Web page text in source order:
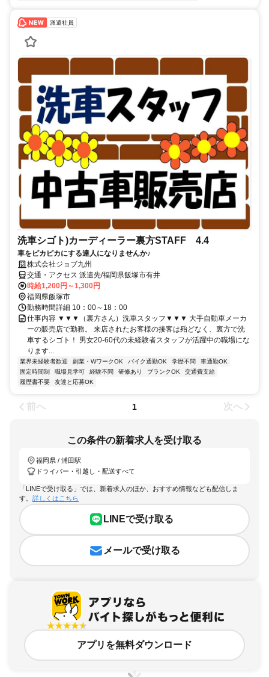
派遣社員
洗車シゴト)カーディーラー裏方STAFF 4.4
車をピカピカにする達人になりませんか♪
株式会社ジョブ九州
交通・アクセス 派遣先/福岡県飯塚市有井
時給1,200円～1,300円
福岡県飯塚市
勤務時間詳細 10：00～18：00
仕事内容 ▼▼▼（裏方さん）洗車スタッフ▼▼▼ 大手自動車メーカ
ーの販売店で勤務。 来店されたお客様の接客は殆どなく、裏方で洗
車するシゴト！ 男女20-60代の未経験者スタッフが活躍中の職場にな
ります...
業界未経験者歓迎 副業・WワークOK バイク通勤OK 学歴不問
車通勤OK
固定時間制
職場見学可 経験不問 研修あり ブランクOK
交通費支給
履歴書不要
友達と応募OK
前へ 1 次へ
この条件の新着求人を受け取る
福岡県 / 浦田駅
ドライバー・引越し・配送すべて
「LINEで受け取る」では、新着求人のほか、おすすめ情報なども配信しま
す。 詳しくはこちら
LINEで受け取る
メールで受け取る
アプリを無料ダウンロード